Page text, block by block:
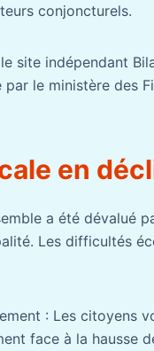
conjoncturels.
site indépendant
le ministère des
en
a été dévalué
Les difficultés
: Les citoyens
face à la hausse